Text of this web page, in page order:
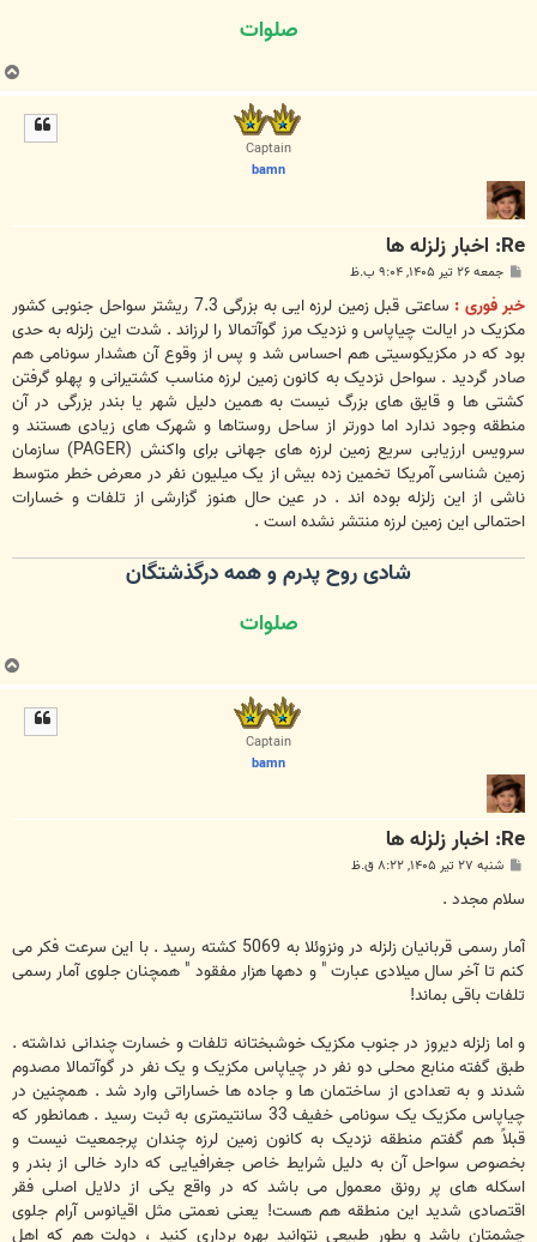
صلوات
Captain
bamn
Re: اخبار زلزله ها
ت
جمعه ۲۶ تیر ۱۴۰۵, ۹:۰۴ ب.ظ
خبر فوری :
ساعتی قبل زمین لرزه ایی به بزرگی 7.3 ریشتر سواحل جنوبی کشور
مکزیک در ایالت چیاپاس و نزدیک مرز گوآتمالا را لرزاند . شدت این زلزله به حدی
بود که در مکزیکوسیتی هم احساس شد و پس از وقوع آن هشدار سونامی هم
صادر گردید . سواحل نزدیک به کانون زمین لرزه مناسب کشتیرانی و پهلو گرفتن
کشتی ها و قایق های بزرگ نیست به همین دلیل شهر یا بندر بزرگی در آن
منطقه وجود ندارد اما دورتر از ساحل روستاها و شهرک های زیادی هستند و
سرویس ارزیابی سریع زمین لرزه های جهانی برای واکنش (PAGER) سازمان
زمین شناسی آمریکا تخمین زده بیش از یک میلیون نفر در معرض خطر متوسط
ناشی از این زلزله بوده اند . در عین حال هنوز گزارشی از تلفات و خسارات
احتمالی این زمین لرزه منتشر نشده است .
شادی روح پدرم و همه درگذشتگان
صلوات
Captain
bamn
Re: اخبار زلزله ها
ت
شنبه ۲۷ تیر ۱۴۰۵, ۸:۲۲ ق.ظ
سلام مجدد .
آمار رسمی قربانیان زلزله در ونزوئلا به 5069 کشته رسید . با این سرعت فکر می
کنم تا آخر سال میلادی عبارت " و دهها هزار مفقود " همچنان جلوی آمار رسمی
تلفات باقی بماند!
و اما زلزله دیروز در جنوب مکزیک خوشبختانه تلفات و خسارت چندانی نداشته .
طبق گفته منابع محلی دو نفر در چیاپاس مکزیک و یک نفر در گوآتمالا مصدوم
شدند و به تعدادی از ساختمان ها و جاده ها خساراتی وارد شد . همچنین در
چیاپاس مکزیک یک سونامی خفیف 33 سانتیمتری به ثبت رسید . همانطور که
قبلاً هم گفتم منطقه نزدیک به کانون زمین لرزه چندان پرجمعیت نیست و
بخصوص سواحل آن به دلیل شرایط خاص جغرافیایی که دارد خالی از بندر و
اسکله های پر رونق معمول می باشد که در واقع یکی از دلایل اصلی فقر
اقتصادی شدید این منطقه هم هست! یعنی نعمتی مثل اقیانوس آرام جلوی
چشمتان باشد و بطور طبیعی نتوانید بهره برداری کنید ، دولت هم که اهل